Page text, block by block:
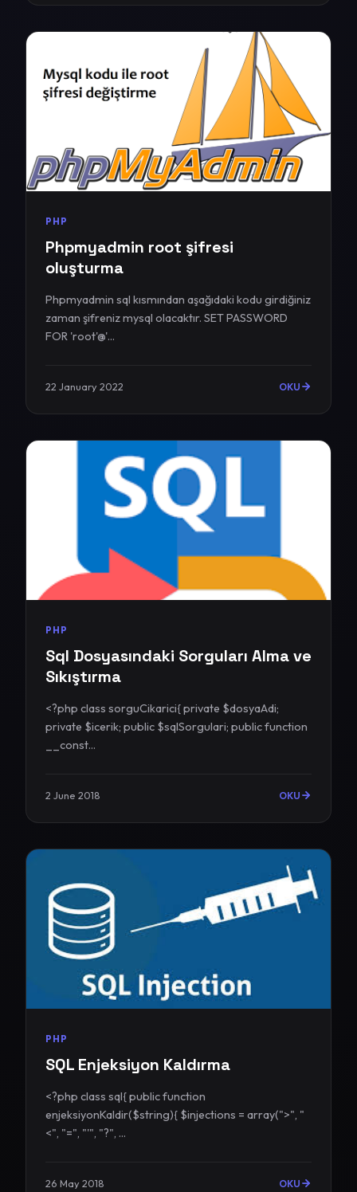
PHP
Phpmyadmin root şifresi
oluşturma
Phpmyadmin sql kısmından aşağıdaki kodu girdiğiniz
zaman şifreniz mysql olacaktır. SET PASSWORD
FOR 'root'@'...
22 January 2022 OKU
PHP
Sql Dosyasındaki Sorguları Alma ve
Sıkıştırma
<?php class sorguCikarici{ private $dosyaAdi;
private $icerik; public $sqlSorgulari; public function
__const...
2 June 2018 OKU
PHP
SQL Enjeksiyon Kaldırma
<?php class sql{ public function
enjeksiyonKaldir($string){ $injections = array(">", "
<", "=", "'", "?", ...
26 May 2018 OKU